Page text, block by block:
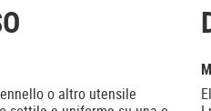
o altro utensile